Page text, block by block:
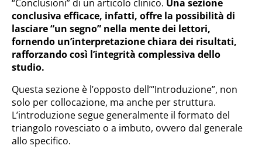
“Conclusioni” di un articolo clinico. Una sezione
conclusiva efficace, infatti, offre la possibilità di
lasciare “un segno” nella mente dei lettori,
fornendo un’interpretazione chiara dei risultati,
rafforzando così l’integrità complessiva dello
studio.
Questa sezione è l’opposto dell’“Introduzione”, non
solo per collocazione, ma anche per struttura.
L’introduzione segue generalmente il formato del
triangolo rovesciato o a imbuto, ovvero dal generale
allo specifico.